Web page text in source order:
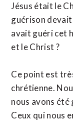
Jésus était le
guérison devait
avait guéri cet
et le Christ ?
Ce point est
chrétienne.
nous avons été
Ceux qui nous